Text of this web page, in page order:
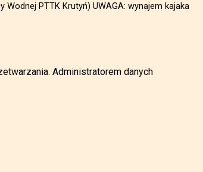
Wodnej PTTK Krutyń) UWAGA: wynajem kajaka
Administratorem danych